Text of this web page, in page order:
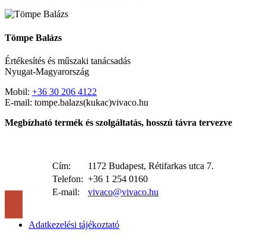
Tömpe Balázs
Értékesítés és műszaki tanácsadás
Nyugat-Magyarország
Mobil: +36 30 206 4122
E-mail: tompe.balazs(kukac)vivaco.hu
Megbízható termék és szolgáltatás, hosszú távra tervezve
Cím:
1172 Budapest, Rétifarkas utca 7.
Telefon: +36 1 254 0160
E-mail:
vivaco@vivaco.hu
Adatkezelési tájékoztató